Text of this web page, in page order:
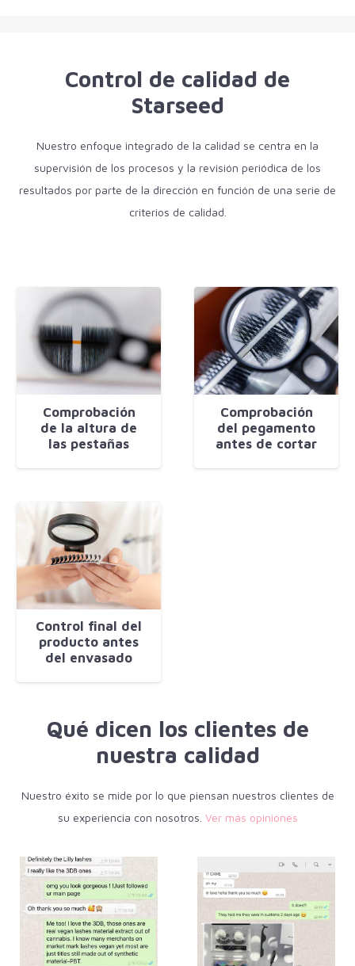
Control de calidad de
Starseed
Nuestro enfoque integrado de la calidad se centra en la
supervisión de los procesos y la revisión periódica de los
resultados por parte de la dirección en función de una serie de
criterios de calidad.
Comprobación
de la altura de
las pestañas
Comprobación
del pegamento
antes de cortar
Control final del
producto antes
del envasado
Qué dicen los clientes de
nuestra calidad
Nuestro éxito se mide por lo que piensan nuestros clientes de
su experiencia con nosotros. Ver más opiniones